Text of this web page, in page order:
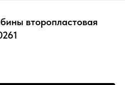
второпластовая